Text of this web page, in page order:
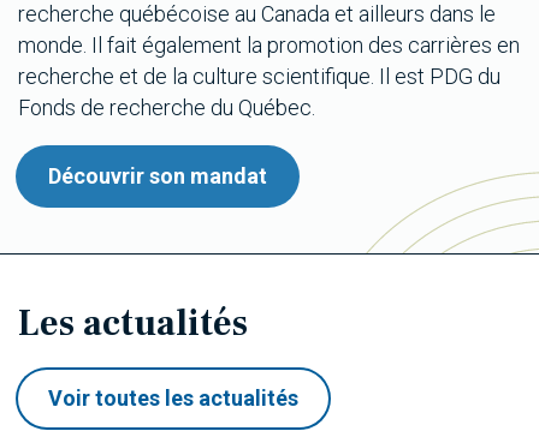
recherche québécoise au Canada et ailleurs dans le
monde. Il fait également la promotion des carrières en
recherche et de la culture scientifique. Il est PDG du
Fonds de recherche du Québec.
Découvrir son mandat
Les actualités
Voir toutes les actualités